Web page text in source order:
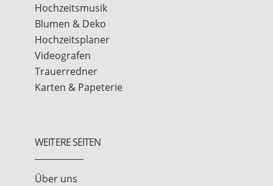
Hochzeitsmusik
Blumen & Deko
Hochzeitsplaner
Videografen
Trauerredner
Karten & Papeterie
WEITERE SEITEN
Über uns